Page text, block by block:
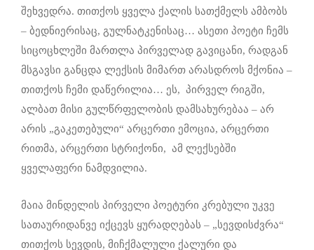
შეხვედრა. თითქოს ყველა ქალის სათქმელს ამბობს
– ბედნიერისაც, გულნატკენისაც… ასეთი პოეტი ჩემს
სიცოცხლეში მართლა პირველად გავიცანი, რადგან
მსგავსი განცდა ლექსის მიმართ არასდროს მქონია –
თითქოს ჩემი დაწერილია… ეს, პირველ რიგში,
ალბათ მისი გულწრფელობის დამსახურებაა – არ
არის „გაკეთებული“ არცერთი ემოცია, არცერთი
რითმა, არცერთი სტრიქონი, ამ ლექსებში
ყველაფერი ნამდვილია.
მაია მინდელის პირველი პოეტური კრებული უკვე
სათაურიდანვე იქცევს ყურადღებას – „სევდისძვრა“
თითქოს სევდის, მიჩქმალული ქალური და